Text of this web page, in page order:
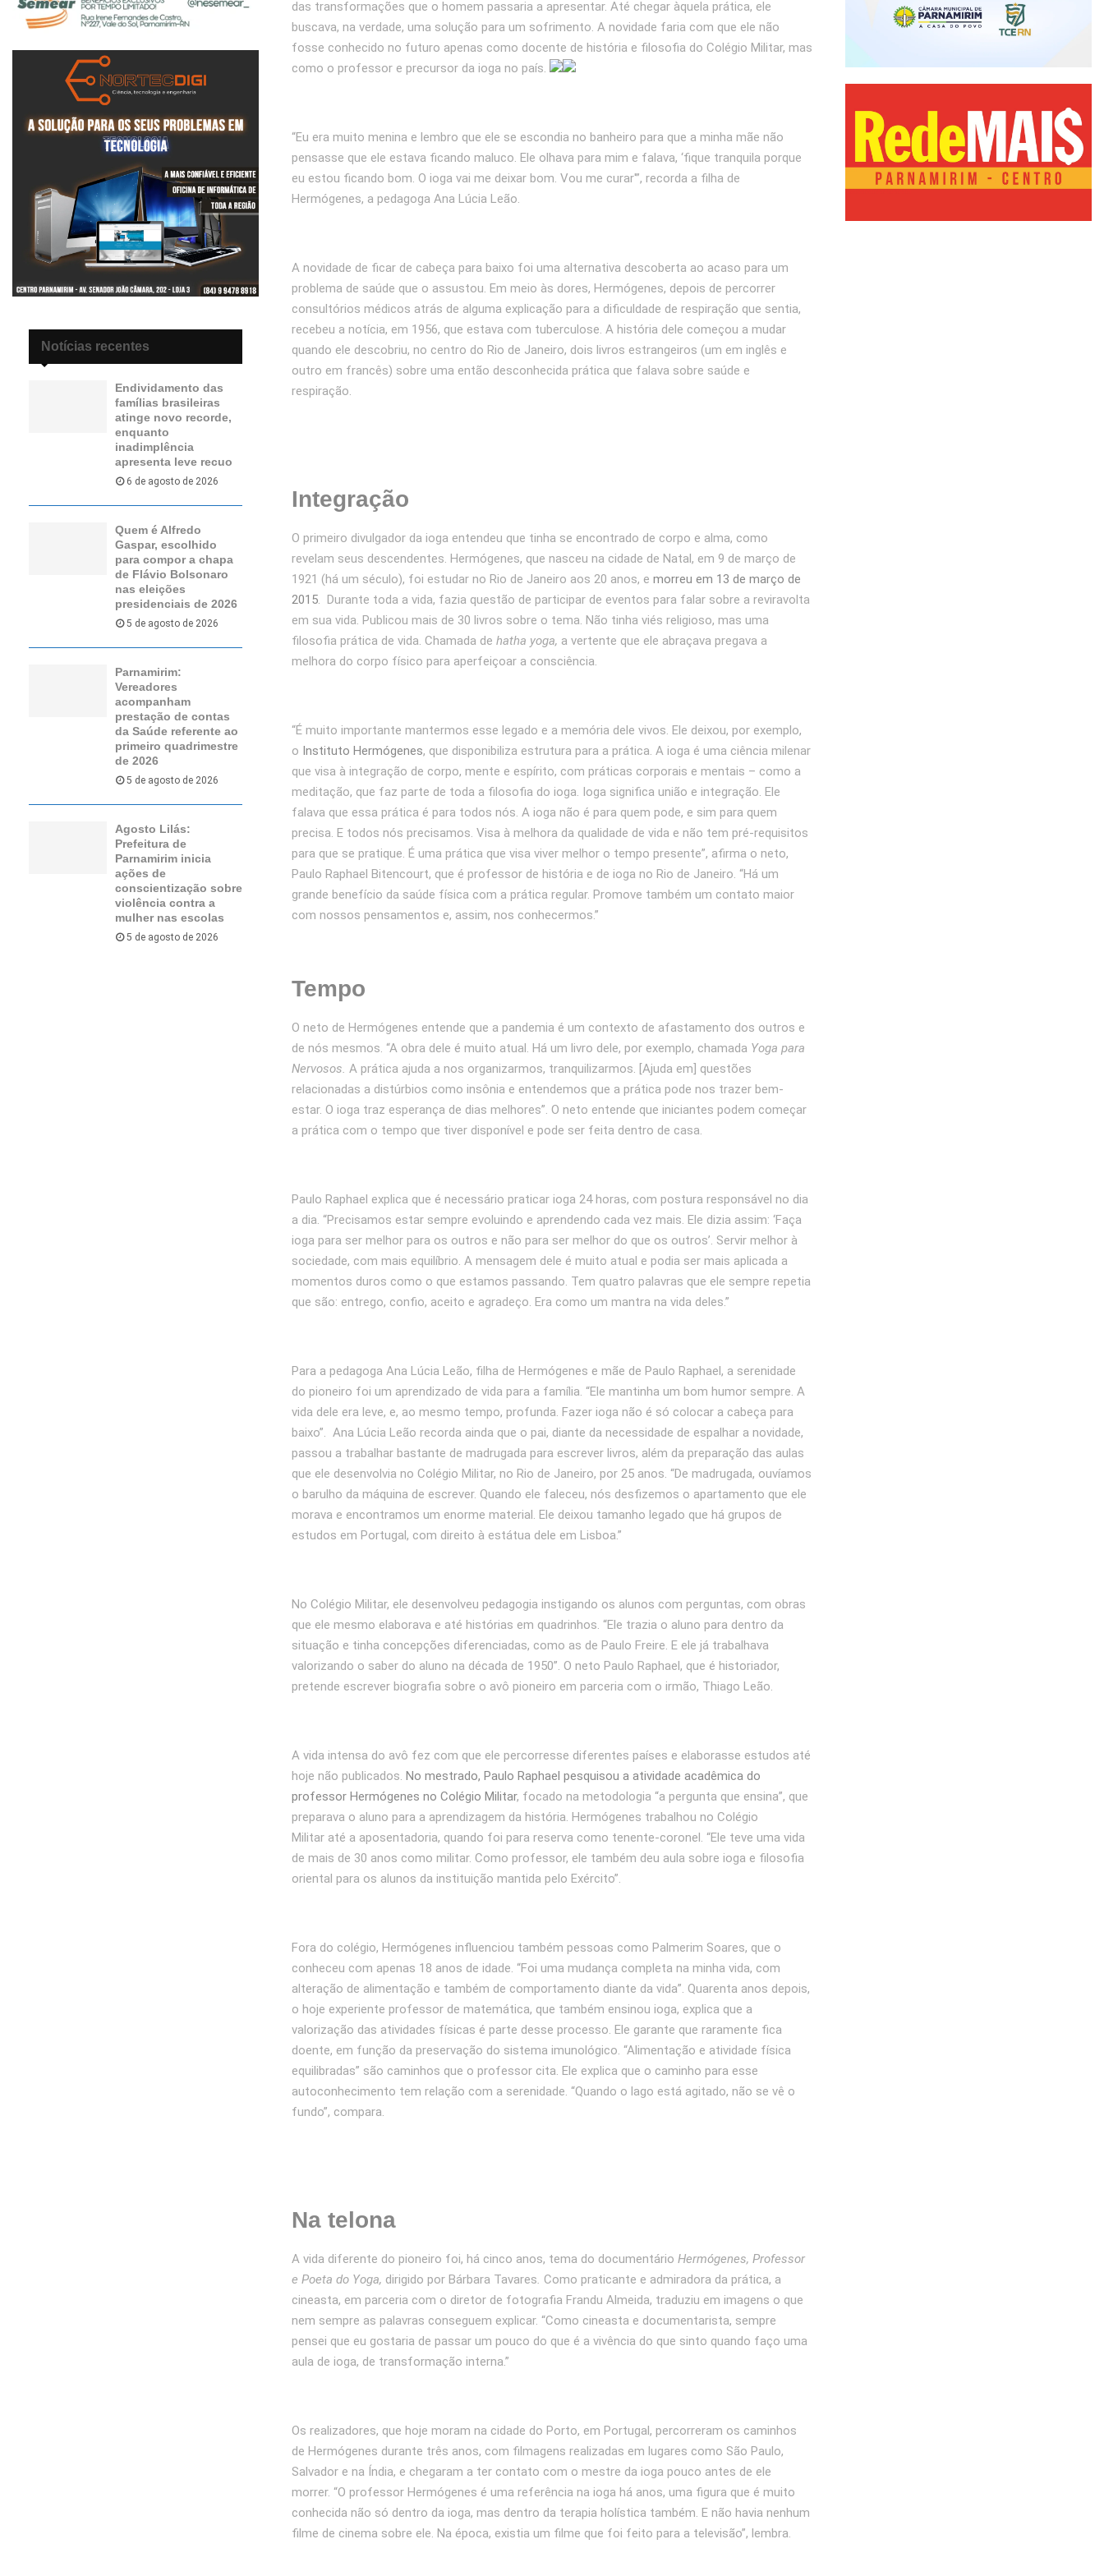
das transformações que o homem passaria a apresentar. Até chegar àquela prática, ele
buscava, na verdade, uma solução para um sofrimento. A novidade faria com que ele não
fosse conhecido no futuro apenas como docente de história e filosofia do Colégio Militar, mas
como o professor e precursor da ioga no país.
“Eu era muito menina e lembro que ele se escondia no banheiro para que a minha mãe não
pensasse que ele estava ficando maluco. Ele olhava para mim e falava, ‘fique tranquila porque
eu estou ficando bom. O ioga vai me deixar bom. Vou me curar'”, recorda a filha de
Hermógenes, a pedagoga Ana Lúcia Leão.
A novidade de ficar de cabeça para baixo foi uma alternativa descoberta ao acaso para um
problema de saúde que o assustou. Em meio às dores, Hermógenes, depois de percorrer
consultórios médicos atrás de alguma explicação para a dificuldade de respiração que sentia,
recebeu a notícia, em 1956, que estava com tuberculose. A história dele começou a mudar
quando ele descobriu, no centro do Rio de Janeiro, dois livros estrangeiros (um em inglês e
outro em francês) sobre uma então desconhecida prática que falava sobre saúde e
respiração.
Integração
O primeiro divulgador da ioga entendeu que tinha se encontrado de corpo e alma, como
revelam seus descendentes. Hermógenes, que nasceu na cidade de Natal, em 9 de março de
1921 (há um século), foi estudar no Rio de Janeiro aos 20 anos, e morreu em 13 de março de
2015 . Durante toda a vida, fazia questão de participar de eventos para falar sobre a reviravolta
em sua vida. Publicou mais de 30 livros sobre o tema. Não tinha viés religioso, mas uma
filosofia prática de vida. Chamada de hatha yoga, a vertente que ele abraçava pregava a
melhora do corpo físico para aperfeiçoar a consciência.
“É muito importante mantermos esse legado e a memória dele vivos. Ele deixou, por exemplo,
o Instituto Hermógenes, que disponibiliza estrutura para a prática. A ioga é uma ciência milenar
que visa à integração de corpo, mente e espírito, com práticas corporais e mentais – como a
meditação, que faz parte de toda a filosofia do ioga. Ioga significa união e integração. Ele
falava que essa prática é para todos nós. A ioga não é para quem pode, e sim para quem
precisa. E todos nós precisamos. Visa à melhora da qualidade de vida e não tem pré-requisitos
para que se pratique. É uma prática que visa viver melhor o tempo presente”, afirma o neto,
Paulo Raphael Bitencourt, que é professor de história e de ioga no Rio de Janeiro. “Há um
grande benefício da saúde física com a prática regular. Promove também um contato maior
com nossos pensamentos e, assim, nos conhecermos.”
Tempo
O neto de Hermógenes entende que a pandemia é um contexto de afastamento dos outros e
de nós mesmos. “A obra dele é muito atual. Há um livro dele, por exemplo, chamada Yoga para
Nervosos. A prática ajuda a nos organizarmos, tranquilizarmos. [Ajuda em] questões
relacionadas a distúrbios como insônia e entendemos que a prática pode nos trazer bem-
estar. O ioga traz esperança de dias melhores”. O neto entende que iniciantes podem começar
a prática com o tempo que tiver disponível e pode ser feita dentro de casa.
Paulo Raphael explica que é necessário praticar ioga 24 horas, com postura responsável no dia
a dia. “Precisamos estar sempre evoluindo e aprendendo cada vez mais. Ele dizia assim: ‘Faça
ioga para ser melhor para os outros e não para ser melhor do que os outros’. Servir melhor à
sociedade, com mais equilíbrio. A mensagem dele é muito atual e podia ser mais aplicada a
momentos duros como o que estamos passando. Tem quatro palavras que ele sempre repetia
que são: entrego, confio, aceito e agradeço. Era como um mantra na vida deles.”
Para a pedagoga Ana Lúcia Leão, filha de Hermógenes e mãe de Paulo Raphael, a serenidade
do pioneiro foi um aprendizado de vida para a família. “Ele mantinha um bom humor sempre. A
vida dele era leve, e, ao mesmo tempo, profunda. Fazer ioga não é só colocar a cabeça para
baixo”. Ana Lúcia Leão recorda ainda que o pai, diante da necessidade de espalhar a novidade,
passou a trabalhar bastante de madrugada para escrever livros, além da preparação das aulas
que ele desenvolvia no Colégio Militar, no Rio de Janeiro, por 25 anos. “De madrugada, ouvíamos
o barulho da máquina de escrever. Quando ele faleceu, nós desfizemos o apartamento que ele
morava e encontramos um enorme material. Ele deixou tamanho legado que há grupos de
estudos em Portugal, com direito à estátua dele em Lisboa.”
No Colégio Militar, ele desenvolveu pedagogia instigando os alunos com perguntas, com obras
que ele mesmo elaborava e até histórias em quadrinhos. “Ele trazia o aluno para dentro da
situação e tinha concepções diferenciadas, como as de Paulo Freire. E ele já trabalhava
valorizando o saber do aluno na década de 1950”. O neto Paulo Raphael, que é historiador,
pretende escrever biografia sobre o avô pioneiro em parceria com o irmão, Thiago Leão.
A vida intensa do avô fez com que ele percorresse diferentes países e elaborasse estudos até
hoje não publicados. No mestrado, Paulo Raphael pesquisou a atividade acadêmica do
professor Hermógenes no Colégio Militar, focado na metodologia “a pergunta que ensina”, que
preparava o aluno para a aprendizagem da história. Hermógenes trabalhou no Colégio
Militar até a aposentadoria, quando foi para reserva como tenente-coronel. “Ele teve uma vida
de mais de 30 anos como militar. Como professor, ele também deu aula sobre ioga e filosofia
oriental para os alunos da instituição mantida pelo Exército”.
Fora do colégio, Hermógenes influenciou também pessoas como Palmerim Soares, que o
conheceu com apenas 18 anos de idade. “Foi uma mudança completa na minha vida, com
alteração de alimentação e também de comportamento diante da vida”. Quarenta anos depois,
o hoje experiente professor de matemática, que também ensinou ioga, explica que a
valorização das atividades físicas é parte desse processo. Ele garante que raramente fica
doente, em função da preservação do sistema imunológico. “Alimentação e atividade física
equilibradas” são caminhos que o professor cita. Ele explica que o caminho para esse
autoconhecimento tem relação com a serenidade. “Quando o lago está agitado, não se vê o
fundo”, compara.
Na telona
A vida diferente do pioneiro foi, há cinco anos, tema do documentário Hermógenes, Professor
e Poeta do Yoga, dirigido por Bárbara Tavares Como praticante e admiradora da prática, a
cineasta, em parceria com o diretor de fotografia Frandu Almeida, traduziu em imagens o que
nem sempre as palavras conseguem explicar. “Como cineasta e documentarista, sempre
pensei que eu gostaria de passar um pouco do que é a vivência do que sinto quando faço uma
aula de ioga, de transformação interna.”
Os realizadores, que hoje moram na cidade do Porto, em Portugal, percorreram os caminhos
de Hermógenes durante três anos, com filmagens realizadas em lugares como São Paulo,
Salvador e na Índia, e chegaram a ter contato com o mestre da ioga pouco antes de ele
morrer. “O professor Hermógenes é uma referência na ioga há anos, uma figura que é muito
conhecida não só dentro da ioga, mas dentro da terapia holística também. E não havia nenhum
filme de cinema sobre ele. Na época, existia um filme que foi feito para a televisão”, lembra.
Notícias recentes
Endividamento das
famílias brasileiras
atinge novo recorde,
enquanto
inadimplência
apresenta leve recuo
6 de agosto de 2026
Quem é Alfredo
Gaspar, escolhido
para compor a chapa
de Flávio Bolsonaro
nas eleições
presidenciais de 2026
5 de agosto de 2026
Parnamirim:
Vereadores
acompanham
prestação de contas
da Saúde referente ao
primeiro quadrimestre
de 2026
5 de agosto de 2026
Agosto Lilás:
Prefeitura de
Parnamirim inicia
ações de
conscientização sobre
violência contra a
mulher nas escolas
5 de agosto de 2026